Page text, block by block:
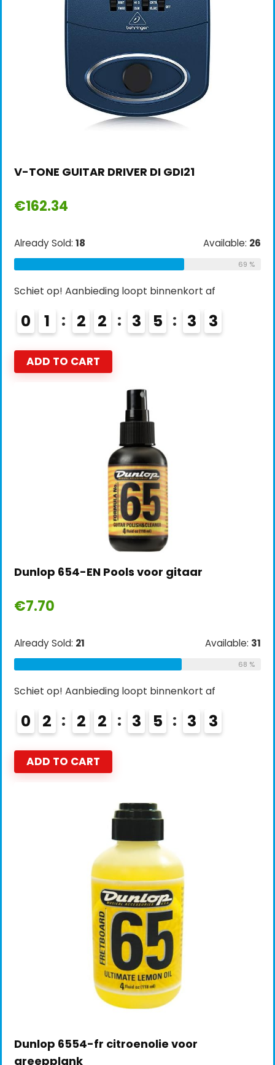
V-TONE GUITAR DRIVER DI GDI21
€162.34
Already Sold: 18 Available: 26
69 %
Schiet op! Aanbieding loopt binnenkort af
0 1 2 2 3 5 3 2
ADD TO CART
Dunlop 654-EN Pools voor gitaar
€7.70
Already Sold: 21 Available: 31
68 %
Schiet op! Aanbieding loopt binnenkort af
0 2 2 2 3 5 3 2
ADD TO CART
Dunlop 6554-fr citroenolie voor
greepplank